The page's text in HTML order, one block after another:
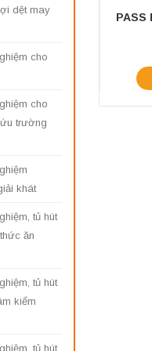
dệt may
cho
cho
trường
khát
tủ hút
ăn
tủ hút
kiểm
tủ hút